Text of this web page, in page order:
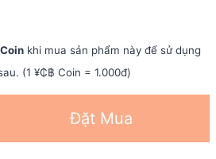
khi mua sản phẩm này để sử dụng
(1 ¥₵฿ Coin = 1.000đ)
Đặt Mua